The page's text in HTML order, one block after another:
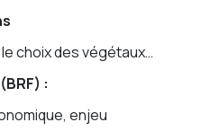
choix des végétaux…
:
enjeu